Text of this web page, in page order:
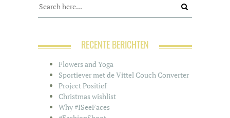
RECENTE BERICHTEN
Flowers and Yoga
Sportiever met de Vittel Couch Converter
Project Positief
Christmas wishlist
Why #ISeeFaces